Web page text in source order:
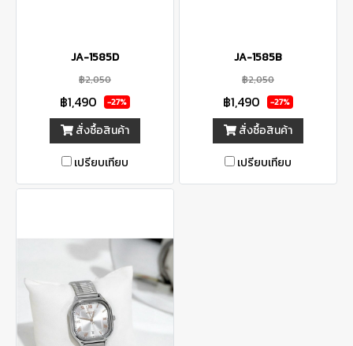
JA-1585D
฿2,050
฿1,490 -27%
สั่งซื้อสินค้า
เปรียบเทียบ
JA-1585B
฿2,050
฿1,490 -27%
สั่งซื้อสินค้า
เปรียบเทียบ